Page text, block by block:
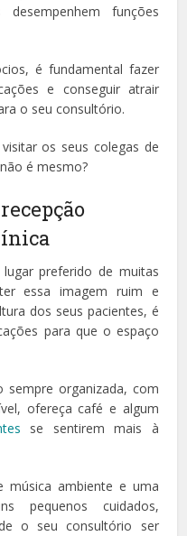
funções
é fundamental fazer
e conseguir atrair
o seu consultório.
os seus colegas de
é mesmo?
preferido de muitas
essa imagem ruim e
dos seus pacientes, é
para que o espaço
sempre organizada, com
ofereça café e algum
se sentirem mais à
música ambiente e uma
pequenos cuidados,
o seu consultório ser